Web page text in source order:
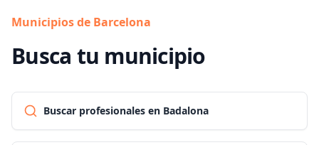
Municipios de Barcelona
Busca tu municipio
Buscar profesionales en Badalona